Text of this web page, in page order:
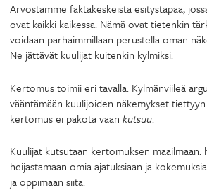
Arvostamme faktakeskeistä esitystapaa,
ovat kaikki kaikessa. Nämä ovat tietenkin
voidaan parhaimmillaan perustella oman
Ne jättävät kuulijat kuitenkin kylmiksi.
Kertomus toimii eri tavalla. Kylmänviileä
vääntämään kuulijoiden näkemykset
kertomus ei pakota vaan kutsuu.
Kuulijat kutsutaan kertomuksen maailmaan:
heijastamaan omia ajatuksiaan ja
ja oppimaan siitä.